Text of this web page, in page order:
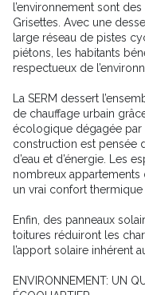
l’environnement sont
Grisettes. Avec une
large réseau de pistes
piétons, les habitants
respectueux de
La SERM dessert
de chauffage urbain
écologique dégagée par
construction est pensée
d’eau et d’énergie. Les
nombreux
un vrai confort
Enfin, des panneaux
toitures réduiront les
l’apport solaire inhérent
ENVIRONNEMENT: UN